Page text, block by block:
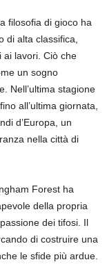
filosofia di gioco ha
di alta classifica,
ai lavori. Ciò che
un sogno
Nell’ultima stagione
all’ultima giornata,
d’Europa, un
nella città di
Forest ha
della propria
dei tifosi. Il
di costruire una
le sfide più ardue.